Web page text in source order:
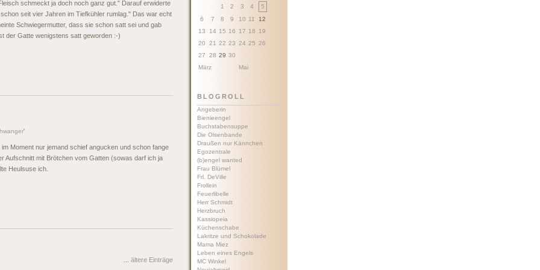
schmeckt ja doch noch ganz gut." Darauf erwiderte
seit vier Jahren im Tiefkühler rumlag." Das war echt
Schwiegermutter, dass sie schon satt sei und gab
der Gatte wenigstens satt geworden :-)
'
Moment nur jemand schief angucken und schon fange
Aufschnitt mit Brötchen vom Gatten (sowas darf ich ja
Heulsuse ich.
ältere Einträge
1 2 3 4
5
6
7 8 9 10 11
12
13
14 15 16 17 18
19
20
21 22 23 24 25 26
27
28 29 30
März
Mai
BLOGROLL
Angeberin
Bienieengel
Buchstabensuppe
Die Olsenbande
Draußen nur Kännchen
Egozentrale
(b)engel wanted
Frau Blümel
Frl. DeVille
Frollein
Feuerlibelle
Herr Schmidt
Herzbruch
Kassiopeia
Küchenschabe
Lakritze und Schokolade
Mama Miez
Leben eines Engels
MC Winkel